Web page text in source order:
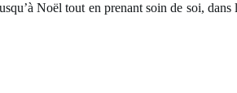
Noël tout en prenant soin de soi, dans